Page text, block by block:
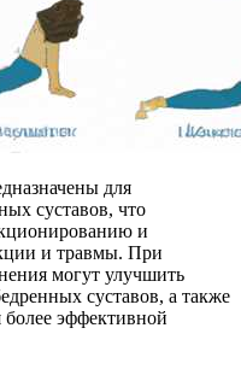
для
суставов, что
и
и травмы. При
могут улучшить
суставов, а также
эффективной